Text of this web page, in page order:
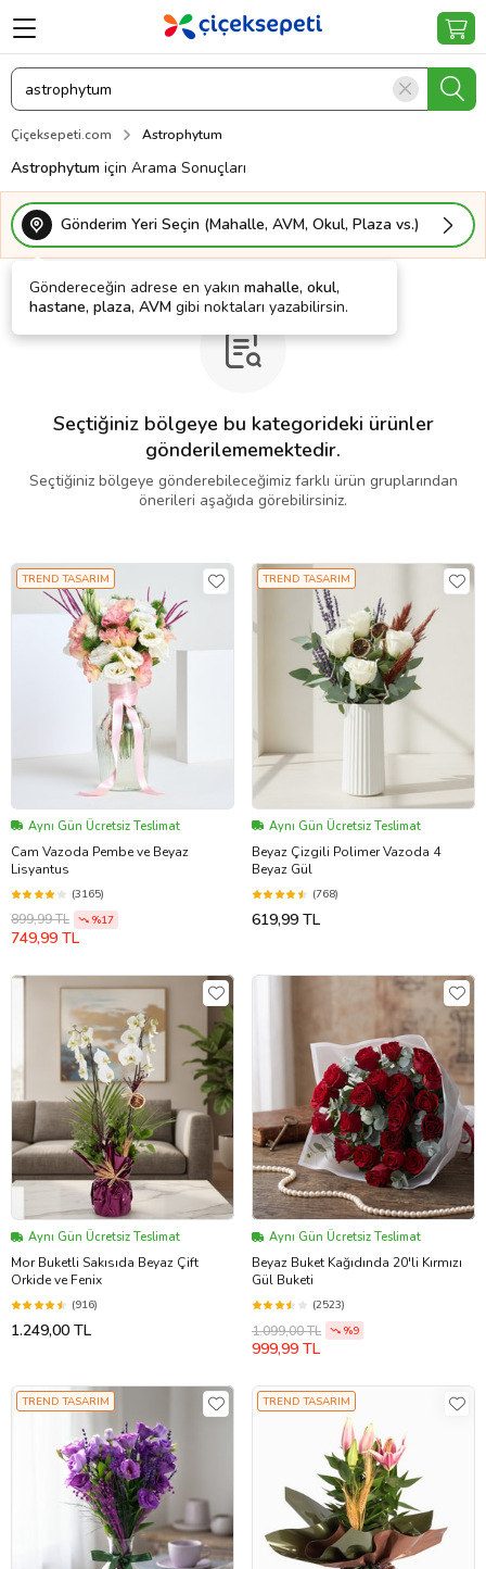
Çiçeksepeti.com Astrophytum
Astrophytum için Arama Sonuçları
Gönderim Yeri Seçin (Mahalle, AVM, Okul, Plaza vs.)
Göndereceğin adrese en yakın mahalle, okul,
hastane, plaza, AVM gibi noktaları yazabilirsin.
Seçtiğiniz bölgeye bu kategorideki ürünler
gönderilememektedir.
Seçtiğiniz bölgeye gönderebileceğimiz farklı ürün gruplarından
önerileri aşağıda görebilirsiniz.
TREND TASARIM
Aynı Gün Ücretsiz Teslimat
Cam Vazoda Pembe ve Beyaz
Lisyantus
(3165)
899,99 TL %17
749,99 TL
TREND TASARIM
Aynı Gün Ücretsiz Teslimat
Beyaz Çizgili Polimer Vazoda 4
Beyaz Gül
(768)
619,99 TL
Aynı Gün Ücretsiz Teslimat
Mor Buketli Sakısıda Beyaz Çift
Orkide ve Fenix
(916)
1.249,00 TL
Aynı Gün Ücretsiz Teslimat
Beyaz Buket Kağıdında 20'li Kırmızı
Gül Buketi
(2523)
1.099,00 TL %9
999,99 TL
TREND TASARIM TREND TASARIM